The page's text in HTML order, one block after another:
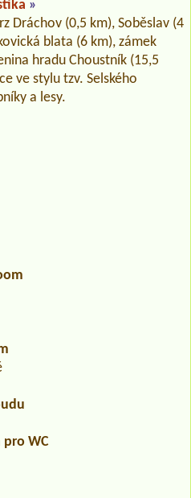
»
Dráchov (0,5 km), Soběslav (4
blata (6 km), zámek
hradu Choustník (15,5
ve stylu tzv. Selského
a lesy.
WC